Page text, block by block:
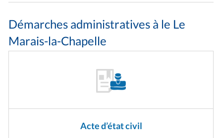
Démarches administratives à le Le
Marais-la-Chapelle
Acte d’état civil